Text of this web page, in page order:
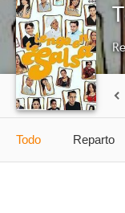
Todo Reparto